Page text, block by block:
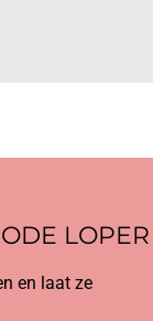
LOPER
en laat ze